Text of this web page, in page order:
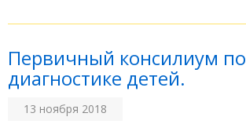
Первичный консилиум по
диагностике детей.
13 ноября 2018